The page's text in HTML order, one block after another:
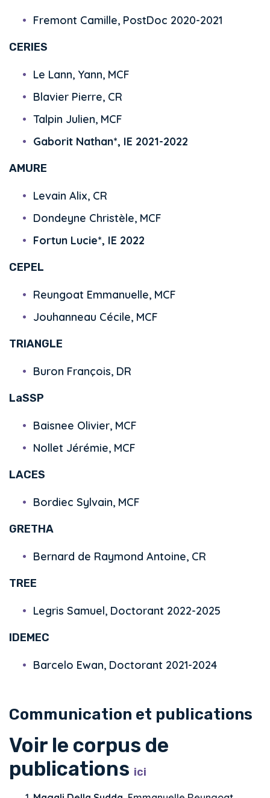
Fremont Camille, PostDoc 2020-2021
CERIES
Le Lann, Yann, MCF
Blavier Pierre, CR
Talpin Julien, MCF
Gaborit Nathan*, IE 2021-2022
AMURE
Levain Alix, CR
Dondeyne Christèle, MCF
Fortun Lucie*, IE 2022
CEPEL
Reungoat Emmanuelle, MCF
Jouhanneau Cécile, MCF
TRIANGLE
Buron François, DR
LaSSP
Baisnee Olivier, MCF
Nollet Jérémie, MCF
LACES
Bordiec Sylvain, MCF
GRETHA
Bernard de Raymond Antoine, CR
TREE
Legris Samuel, Doctorant 2022-2025
IDEMEC
Barcelo Ewan, Doctorant 2021-2024
Communication et publications
Voir le corpus de
publications ici